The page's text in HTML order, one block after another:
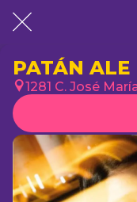
PATÁN ALE
1281 C. José